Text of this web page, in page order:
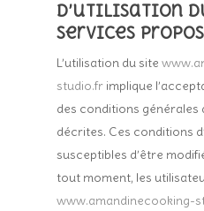
d’utilisation
services
L’utilisation du site
studio.fr implique
des conditions générales
décrites. Ces conditions
susceptibles d’être
tout moment, les
www.amandinecooking-